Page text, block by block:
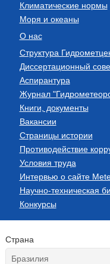
Климатические нормы
Моря и океаны
О нас
Структура
Диссертационный
Аспирантура
Журнал
Книги, документы
Вакансии
Страницы истории
Противодействие
Условия труда
Интервью о сайте
Научно-техническая
Конкурсы
Страна